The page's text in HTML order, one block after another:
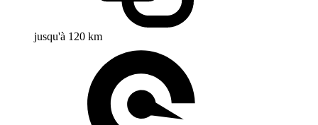
jusqu'à 120 km